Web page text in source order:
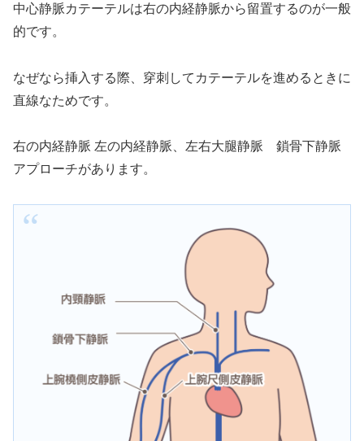
中心静脈カテーテルは右の内経静脈から留置するのが一般
的です。
なぜなら挿入する際、穿刺してカテーテルを進めるときに
直線なためです。
右の内経静脈 左の内経静脈、左右大腿静脈 鎖骨下静脈
アプローチがあります。